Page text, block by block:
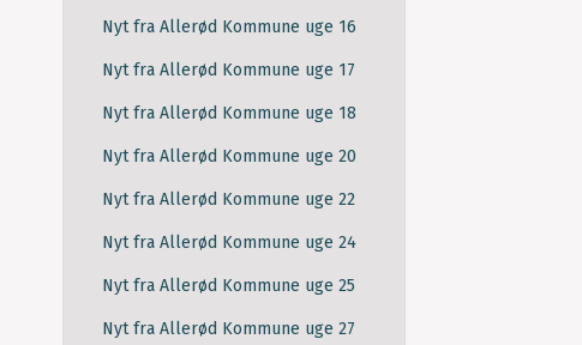
Nyt fra Allerød Kommune uge 16
Nyt fra Allerød Kommune uge 17
Nyt fra Allerød Kommune uge 18
Nyt fra Allerød Kommune uge 20
Nyt fra Allerød Kommune uge 22
Nyt fra Allerød Kommune uge 24
Nyt fra Allerød Kommune uge 25
Nyt fra Allerød Kommune uge 27